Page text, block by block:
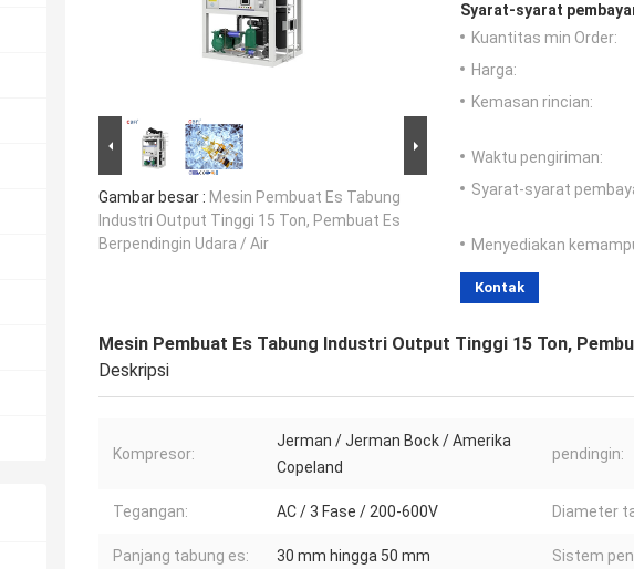
Gambar besar : Mesin Pembuat Es Tabung
Industri Output Tinggi 15 Ton, Pembuat Es
Berpendingin Udara / Air
Syarat-syarat
Kuantitas min Order:
Harga:
Kemasan rincian:
Waktu pengiriman:
Syarat-syarat
Menyediakan
Kontak
Mesin Pembuat Es Tabung Industri Output Tinggi 15 Ton,
Deskripsi
Kompresor:
Jerman / Jerman Bock / Amerika
Copeland
pendingin:
Tegangan: AC / 3 Fase / 200-600V Diameter
Panjang tabung es: 30 mm hingga 50 mm Sistem